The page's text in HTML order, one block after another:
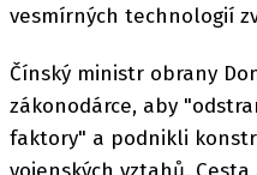
vesmírných technologií
Čínský ministr obrany
zákonodárce, aby
faktory" a podnikli